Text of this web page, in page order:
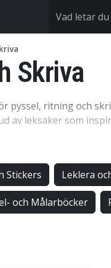
Skriva
pyssel, ritning och
av leksaker som
och skapa med vårt
målarset och
bara underhållande
hos ditt barn.
Stickers Leklera
och Målarböcker